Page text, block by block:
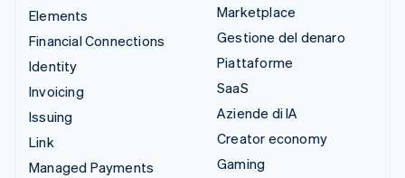
Elements
Financial Connections
Identity
Invoicing
Issuing
Link
Managed Payments
Marketplace
Gestione del denaro
Piattaforme
SaaS
Aziende di IA
Creator economy
Gaming